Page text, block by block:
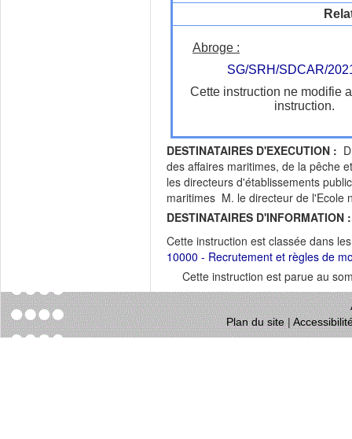
Abroge :
SG/SRH/SDCAR/
Cette instruction ne modifie
instruction.
DESTINATAIRES D'EXECUTION :
des affaires maritimes, de la pêche
les directeurs d'établissements
maritimes M. le directeur de l'Ecole
DESTINATAIRES D'INFORMATION :
Cette instruction est classée dans
10000 - Recrutement et règles de
Cette instruction est parue au
Plan du site|